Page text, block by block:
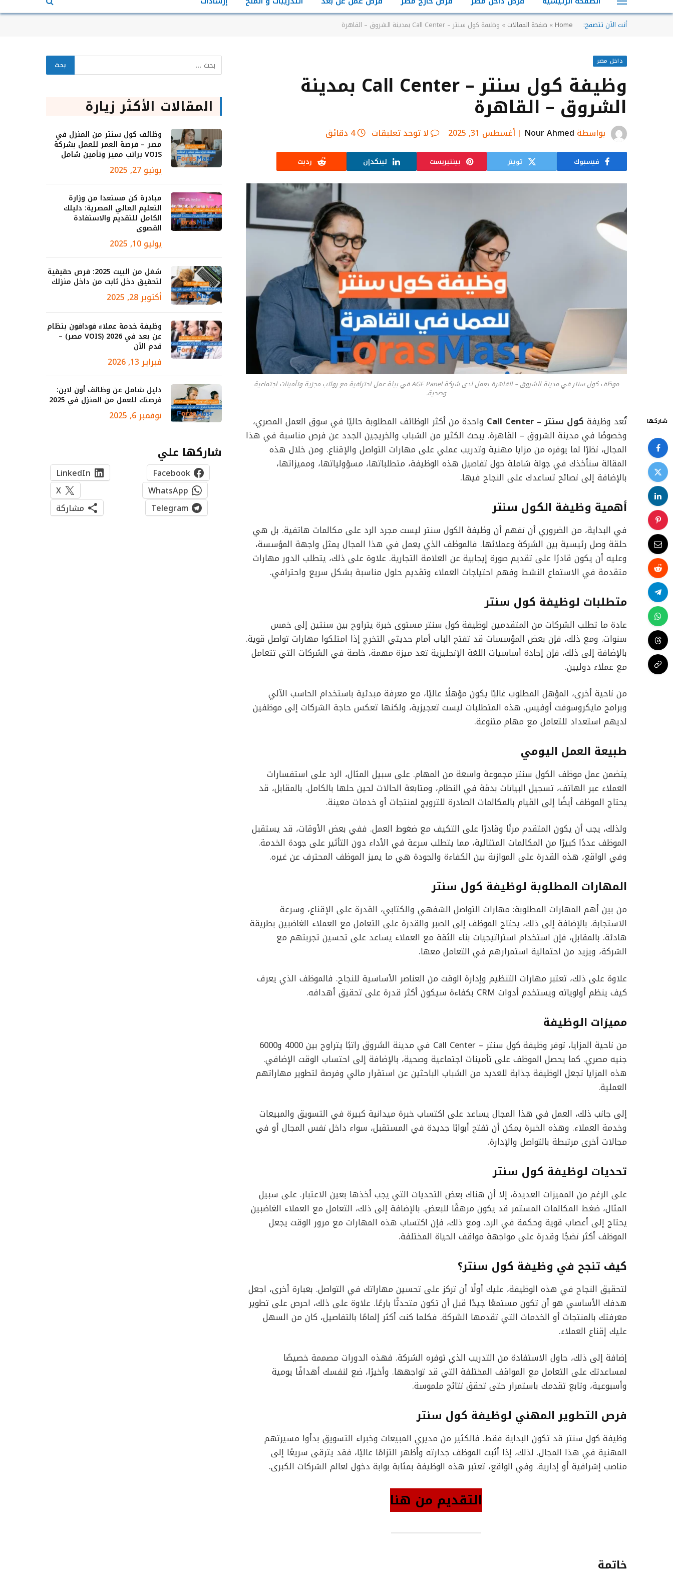
أنت الآن تتصفح: Home
» صفحة المقالات » وظيفة كول سنتر – Call Center بمدينة الشروق – القاهرة
داخل مصر
وظيفة كول سنتر – Call Center بمدينة
الشروق – القاهرة
بواسطة Nour Ahmed أغسطس 31, 2025 لا توجد تعليقات 4 دقائق
فيسبوك تويتر بينتيريست لينكدإن رديت
موظف كول سنتر في مدينة الشروق – القاهرة يعمل لدى شركة AGF Panel في بيئة عمل احترافية مع رواتب مجزية وتأمينات اجتماعية
وصحية.
شاركها تُعد وظيفة كول سنتر – Call Center
واحدة من أكثر الوظائف المطلوبة حاليًا في سوق العمل المصري،
وخصوصًا في مدينة الشروق – القاهرة. يبحث الكثير من الشباب والخريجين الجدد عن فرص مناسبة في هذا
المجال، نظرًا لما يوفره من مزايا مهنية وتدريب عملي على مهارات التواصل والإقناع. ومن خلال هذه
المقالة سنأخذك في جولة شاملة حول تفاصيل هذه الوظيفة، متطلباتها، مسؤولياتها، ومميزاتها،
بالإضافة إلى نصائح تساعدك على النجاح فيها.
أهمية وظيفة الكول سنتر
في البداية، من الضروري أن نفهم أن وظيفة الكول سنتر ليست مجرد الرد على مكالمات هاتفية. بل هي
حلقة وصل رئيسية بين الشركة وعملائها. فالموظف الذي يعمل في هذا المجال يمثل واجهة المؤسسة،
وعليه أن يكون قادرًا على تقديم صورة إيجابية عن العلامة التجارية. علاوة على ذلك، يتطلب الدور مهارات
متقدمة في الاستماع النشط وفهم احتياجات العملاء وتقديم حلول مناسبة بشكل سريع واحترافي.
متطلبات لوظيفة كول سنتر
عادة ما تطلب الشركات من المتقدمين لوظيفة كول سنتر مستوى خبرة يتراوح بين سنتين إلى خمس
سنوات. ومع ذلك، فإن بعض المؤسسات قد تفتح الباب أمام حديثي التخرج إذا امتلكوا مهارات تواصل قوية.
بالإضافة إلى ذلك، فإن إجادة أساسيات اللغة الإنجليزية تعد ميزة مهمة، خاصة في الشركات التي تتعامل
مع عملاء دوليين.
من ناحية أخرى، المؤهل المطلوب غالبًا يكون مؤهلًا عاليًا، مع معرفة مبدئية باستخدام الحاسب الآلي
وبرامج مايكروسوفت أوفيس. هذه المتطلبات ليست تعجيزية، ولكنها تعكس حاجة الشركات إلى موظفين
لديهم استعداد للتعامل مع مهام متنوعة.
طبيعة العمل اليومي
يتضمن عمل موظف الكول سنتر مجموعة واسعة من المهام. على سبيل المثال، الرد على استفسارات
العملاء عبر الهاتف، تسجيل البيانات بدقة في النظام، ومتابعة الحالات لحين حلها بالكامل. بالمقابل، قد
يحتاج الموظف أيضًا إلى القيام بالمكالمات الصادرة للترويج لمنتجات أو خدمات معينة.
ولذلك، يجب أن يكون المتقدم مرنًا وقادرًا على التكيف مع ضغوط العمل. ففي بعض الأوقات، قد يستقبل
الموظف عددًا كبيرًا من المكالمات المتتالية، مما يتطلب سرعة في الأداء دون التأثير على جودة الخدمة.
وفي الواقع، هذه القدرة على الموازنة بين الكفاءة والجودة هي ما يميز الموظف المحترف عن غيره.
المهارات المطلوبة لوظيفة كول سنتر
من بين أهم المهارات المطلوبة: مهارات التواصل الشفهي والكتابي، القدرة على الإقناع، وسرعة
الاستجابة. بالإضافة إلى ذلك، يحتاج الموظف إلى الصبر والقدرة على التعامل مع العملاء الغاضبين بطريقة
هادئة. بالمقابل، فإن استخدام استراتيجيات بناء الثقة مع العملاء يساعد على تحسين تجربتهم مع
الشركة، ويزيد من احتمالية استمرارهم في التعامل معها.
علاوة على ذلك، تعتبر مهارات التنظيم وإدارة الوقت من العناصر الأساسية للنجاح. فالموظف الذي يعرف
كيف ينظم أولوياته ويستخدم أدوات CRM بكفاءة سيكون أكثر قدرة على تحقيق أهدافه.
مميزات الوظيفة
من ناحية المزايا، توفر وظيفة كول سنتر – Call Center في مدينة الشروق راتبًا يتراوح بين 4000 و6000
جنيه مصري. كما يحصل الموظف على تأمينات اجتماعية وصحية، بالإضافة إلى احتساب الوقت الإضافي.
هذه المزايا تجعل الوظيفة جذابة للعديد من الشباب الباحثين عن استقرار مالي وفرصة لتطوير مهاراتهم
العملية.
إلى جانب ذلك، العمل في هذا المجال يساعد على اكتساب خبرة ميدانية كبيرة في التسويق والمبيعات
وخدمة العملاء. وهذه الخبرة يمكن أن تفتح أبوابًا جديدة في المستقبل، سواء داخل نفس المجال أو في
مجالات أخرى مرتبطة بالتواصل والإدارة.
تحديات لوظيفة كول سنتر
على الرغم من المميزات العديدة، إلا أن هناك بعض التحديات التي يجب أخذها بعين الاعتبار. على سبيل
المثال، ضغط المكالمات المستمر قد يكون مرهقًا للبعض. بالإضافة إلى ذلك، التعامل مع العملاء الغاضبين
يحتاج إلى أعصاب قوية وحكمة في الرد. ومع ذلك، فإن اكتساب هذه المهارات مع مرور الوقت يجعل
الموظف أكثر نضجًا وقدرة على مواجهة مواقف الحياة المختلفة.
كيف تنجح في وظيفة كول سنتر؟
لتحقيق النجاح في هذه الوظيفة، عليك أولًا أن تركز على تحسين مهاراتك في التواصل. بعبارة أخرى، اجعل
هدفك الأساسي هو أن تكون مستمعًا جيدًا قبل أن تكون متحدثًا بارعًا. علاوة على ذلك، احرص على تطوير
معرفتك بالمنتجات أو الخدمات التي تقدمها الشركة. فكلما كنت أكثر إلمامًا بالتفاصيل، كان من السهل
عليك إقناع العملاء.
إضافة إلى ذلك، حاول الاستفادة من التدريب الذي توفره الشركة. فهذه الدورات مصممة خصيصًا
لمساعدتك على التعامل مع المواقف المختلفة التي قد تواجهها. وأخيرًا، ضع لنفسك أهدافًا يومية
وأسبوعية، وتابع تقدمك باستمرار حتى تحقق نتائج ملموسة.
فرص التطوير المهني لوظيفة كول سنتر
وظيفة كول سنتر قد تكون البداية فقط. فالكثير من مديري المبيعات وخبراء التسويق بدأوا مسيرتهم
المهنية في هذا المجال. لذلك، إذا أثبت الموظف جدارته وأظهر التزامًا عاليًا، فقد يترقى سريعًا إلى
مناصب إشرافية أو إدارية. وفي الواقع، تعتبر هذه الوظيفة بمثابة بوابة دخول لعالم الشركات الكبرى.
التقديم من هنا
خاتمة
المقالات الأكثر زيارة
وظائف كول سنتر من المنزل في
مصر – فرصة العمر للعمل بشركة
VOIS براتب مميز وتأمين شامل
يونيو 27, 2025
مبادرة كن مستعدا من وزارة
التعليم العالي المصرية: دليلك
الكامل للتقديم والاستفادة
القصوى
يوليو 10, 2025
شغل من البيت 2025: فرص حقيقية
لتحقيق دخل ثابت من داخل منزلك
أكتوبر 28, 2025
وظيفة خدمة عملاء فودافون بنظام
عن بعد في 2026 (VOIS مصر) –
قدم الآن
فبراير 13, 2026
دليل شامل عن وظائف أون لاين:
فرصتك للعمل من المنزل في 2025
نوفمبر 6, 2025
شاركها علي
Facebook
LinkedIn
WhatsApp
X
Telegram
مشاركة